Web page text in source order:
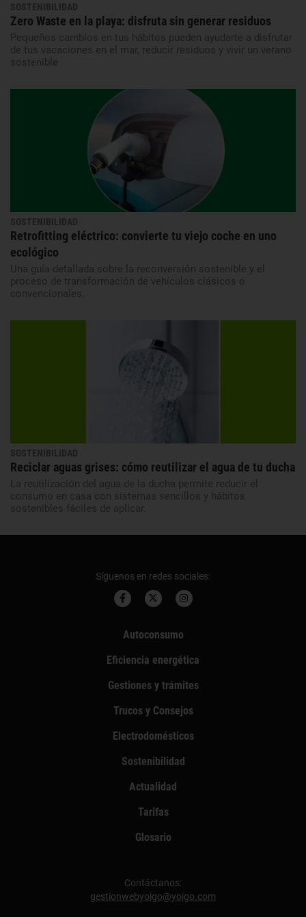
SOSTENIBILIDAD
Zero Waste en la playa: disfruta sin generar residuos
Pequeños cambios en tus hábitos pueden ayudarte a disfrutar
de tus vacaciones en el mar, reducir residuos y vivir un verano
sostenible
SOSTENIBILIDAD
Retrofitting eléctrico: convierte tu viejo coche en uno
ecológico
Una guía detallada sobre la reconversión sostenible y el
proceso de transformación de vehículos clásicos o
convencionales.
SOSTENIBILIDAD
Reciclar aguas grises: cómo reutilizar el agua de tu ducha
La reutilización del agua de la ducha permite reducir el
consumo en casa con sistemas sencillos y hábitos
sostenibles fáciles de aplicar.
Síguenos en redes sociales:
Autoconsumo
Eficiencia energética
Gestiones y trámites
Trucos y Consejos
Electrodomésticos
Sostenibilidad
Actualidad
Tarifas
Glosario
Contáctanos:
gestionwebyoigo@yoigo.com